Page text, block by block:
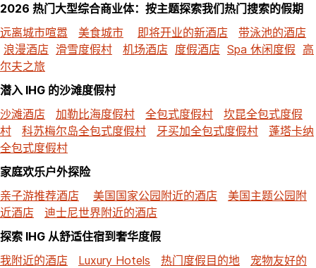
2026 热门大型综合商业体：按主题探索我们热门搜索的假期
远离城市喧嚣
美食城市 即将开业的新酒店
带泳池的酒店
浪漫酒店 滑雪度假村 机场酒店 度假酒店 Spa 休闲度假 高
尔夫之旅
潜入 IHG 的沙滩度假村
沙滩酒店
加勒比海度假村 全包式度假村
坎昆全包式度假
村
科苏梅尔岛全包式度假村 牙买加全包式度假村
蓬塔卡纳
全包式度假村
家庭欢乐户外探险
亲子游推荐酒店
美国国家公园附近的酒店
美国主题公园附
近酒店
迪士尼世界附近的酒店
探索 IHG 从舒适住宿到奢华度假
我附近的酒店
Luxury Hotels 热门度假目的地
宠物友好的